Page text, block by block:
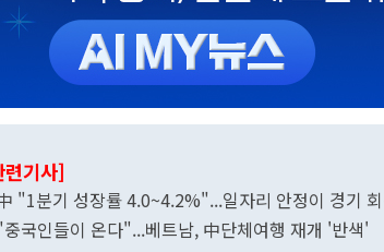
기사]
"1분기 성장률 4.0~4.2%"...일자리 안정이 경기
국인들이 온다"...베트남, 中단체여행 재개 '반색'